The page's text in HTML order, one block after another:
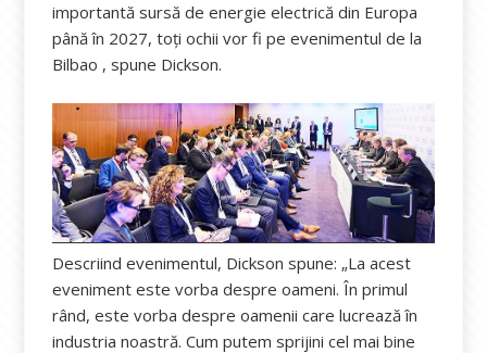
importantă sursă de energie electrică din Europa
până în 2027, toți ochii vor fi pe evenimentul de la
Bilbao , spune Dickson.
Descriind evenimentul, Dickson spune: „La acest
eveniment este vorba despre oameni. În primul
rând, este vorba despre oamenii care lucrează în
industria noastră. Cum putem sprijini cel mai bine